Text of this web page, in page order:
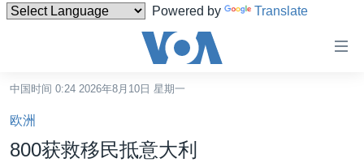
Powered by Translate
碍
链
跳
中国时间 0:24 2026年8月10日 星期一
欧洲
800获救移民抵意大利